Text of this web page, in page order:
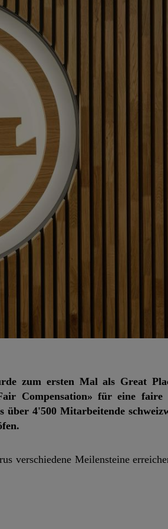
zum ersten Mal als Great
Compensation» für eine
4'500 Mitarbeitende
verschiedene Meilensteine